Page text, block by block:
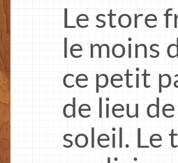
Le store
le moins
ce petit
de lieu
soleil. Le